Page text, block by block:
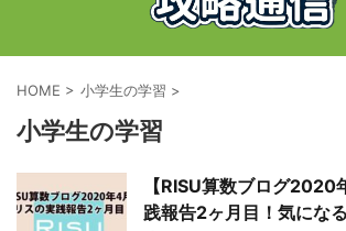
HOME > 小学生の学習 >
小学生の学習
【RISU算数ブログ
践報告2ヶ月目！気にな